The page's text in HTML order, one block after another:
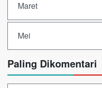
Maret
Mei
Paling Dikomentari